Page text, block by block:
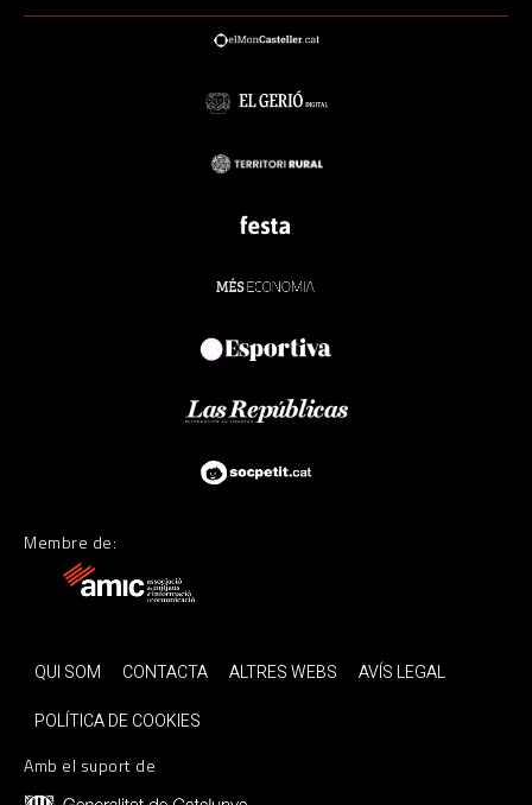
Membre de:
QUI SOM CONTACTA ALTRES WEBS
AVÍS LEGAL
POLÍTICA DE COOKIES
Amb el suport de